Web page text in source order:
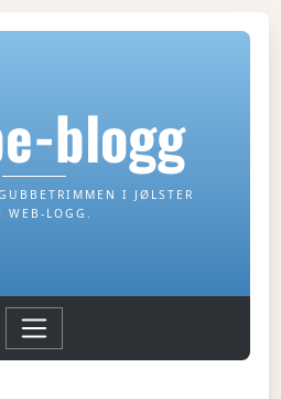
blogg
I JØLSTER
WEB-LOGG.